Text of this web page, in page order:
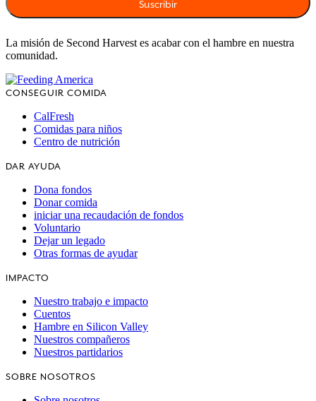
La misión de Second Harvest es acabar con el hambre en nuestra
comunidad.
CONSEGUIR COMIDA
CalFresh
Comidas para niños
Centro de nutrición
DAR AYUDA
Dona fondos
Donar comida
iniciar una recaudación de fondos
Voluntario
Dejar un legado
Otras formas de ayudar
IMPACTO
Nuestro trabajo e impacto
Cuentos
Hambre en Silicon Valley
Nuestros compañeros
Nuestros partidarios
SOBRE NOSOTROS